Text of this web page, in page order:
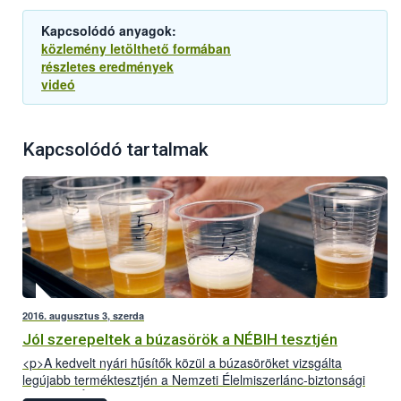
Kapcsolódó anyagok:
közlemény letölthető formában
részletes eredmények
videó
Kapcsolódó tartalmak
2016. augusztus 3, szerda
Jól szerepeltek a búzasörök a NÉBIH tesztjén
<p>A kedvelt nyári hűsítők közül a búzasöröket vizsgálta
legújabb terméktesztjén a Nemzeti Élelmiszerlánc-biztonsági
Hivatal (NÉBIH). A Szupermenta projektben 18 terméket